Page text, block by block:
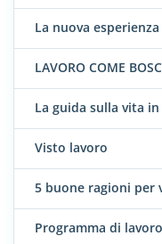
La nuova
LAVORO COME
La guida sulla vita in
Visto lavoro
5 buone ragioni per
Programma di